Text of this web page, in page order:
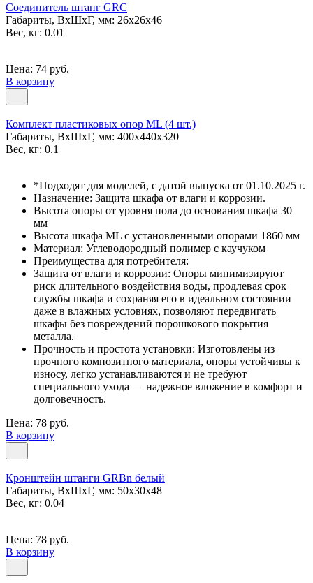
Соединитель штанг GRC
Габариты, ВxШxГ, мм: 26x26x46
Вес, кг: 0.01
Цена: 74 руб.
В корзину
Комплект пластиковых опор ML (4 шт.)
Габариты, ВxШxГ, мм: 400x440x320
Вес, кг: 0.1
*Подходят для моделей, с датой выпуска от 01.10.2025 г.
Назначение: Защита шкафа от влаги и коррозии.
Высота опоры от уровня пола до основания шкафа 30
мм
Высота шкафа ML с установленными опорами 1860 мм
Материал: Углеводородный полимер с каучуком
Преимущества для потребителя:
Защита от влаги и коррозии: Опоры минимизируют
риск длительного воздействия воды, продлевая срок
службы шкафа и сохраняя его в идеальном состоянии
даже в влажных условиях, позволяют передвигать
шкафы без повреждений порошкового покрытия
металла.
Прочность и простота установки: Изготовлены из
прочного композитного материала, опоры устойчивы к
износу, легко устанавливаются и не требуют
специального ухода — надежное вложение в комфорт и
долговечность.
Цена: 78 руб.
В корзину
Кронштейн штанги GRBn белый
Габариты, ВxШxГ, мм: 50x30x48
Вес, кг: 0.04
Цена: 78 руб.
В корзину